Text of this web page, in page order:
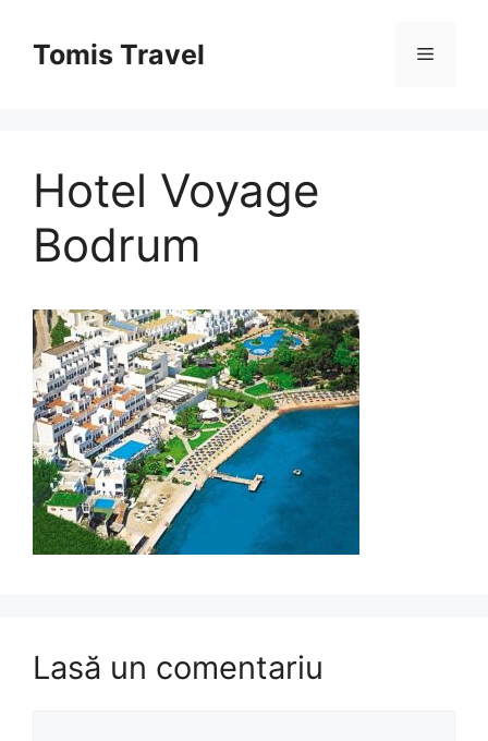
conținutTomis Travel Meniu
Hotel Voyage
Bodrum
Lasă un comentariu